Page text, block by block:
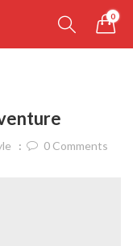
0
0Comments